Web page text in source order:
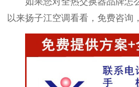
以来扬子江空调看看，免费咨询